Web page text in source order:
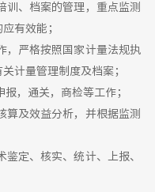
、档案的管理，重点监测
有效能；
严格按照国家计量法规执
计量管理制度及档案；
，通关，商检等工作；
及效益分析，并根据监测
定、核实、统计、上报、